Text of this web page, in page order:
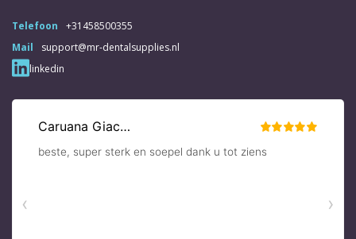
Telefoon
+31458500355
Mail
support@mr-dentalsupplies.nl
linkedin